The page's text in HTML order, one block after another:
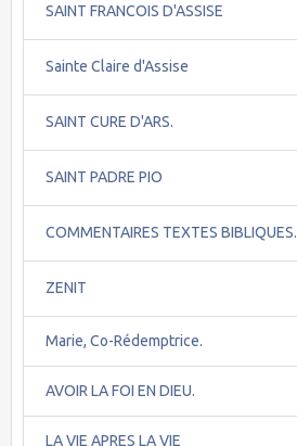
SAINT FRANCOIS D'ASSISE
Sainte Claire d'Assise
SAINT CURE D'ARS.
SAINT PADRE PIO
COMMENTAIRES TEXTES BIBLIQUES.
ZENIT
Marie, Co-Rédemptrice.
AVOIR LA FOI EN DIEU.
LA VIE APRES LA VIE